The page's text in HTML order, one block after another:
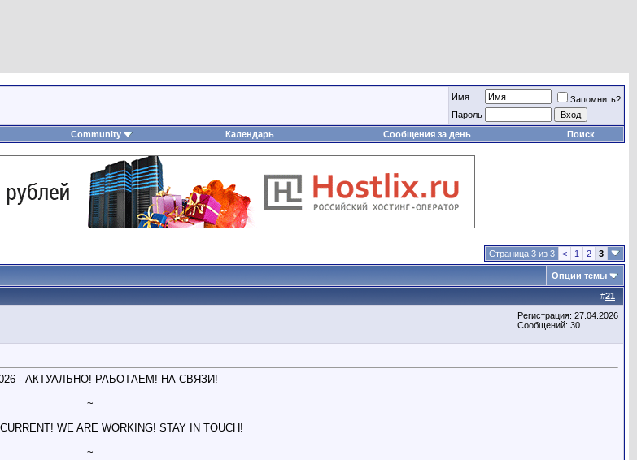
Имя
Запомнить?
Пароль
Community Календарь Сообщения за день Поиск
Страница 3 из 3 < 1 2 3
Опции темы
#21
Регистрация: 27.04.2026
Сообщений: 30
- АКТУАЛЬНО! РАБОТАЕМ! НА СВЯЗИ!
~
WE ARE WORKING! STAY IN TOUCH!
~